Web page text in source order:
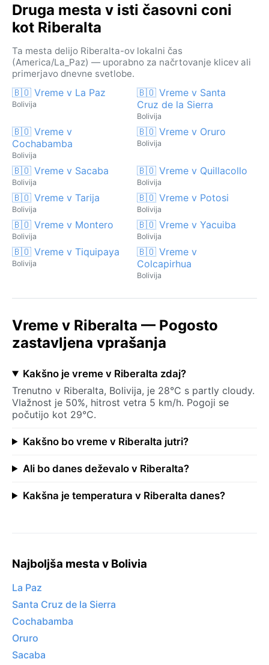
Druga mesta v isti časovni coni
kot Riberalta
Ta mesta delijo Riberalta-ov lokalni čas
(America/La_Paz) — uporabno za načrtovanje klicev ali
primerjavo dnevne svetlobe.
🇧🇴 Vreme v La Paz
Bolivija
🇧🇴 Vreme v Santa
Cruz de la Sierra
Bolivija
🇧🇴 Vreme v
Cochabamba
Bolivija
🇧🇴 Vreme v Oruro
Bolivija
🇧🇴 Vreme v Sacaba
Bolivija
🇧🇴 Vreme v Quillacollo
Bolivija
🇧🇴 Vreme v Tarija
Bolivija
🇧🇴 Vreme v Potosi
Bolivija
🇧🇴 Vreme v Montero
Bolivija
🇧🇴 Vreme v Yacuiba
Bolivija
🇧🇴 Vreme v Tiquipaya
Bolivija
🇧🇴 Vreme v
Colcapirhua
Bolivija
Vreme v Riberalta — Pogosto
zastavljena vprašanja
Kakšno je vreme v Riberalta zdaj?
Trenutno v Riberalta, Bolivija, je 28°C s partly cloudy.
Vlažnost je 50%, hitrost vetra 5 km/h. Pogoji se
počutijo kot 29°C.
Kakšno bo vreme v Riberalta jutri?
Ali bo danes deževalo v Riberalta?
Kakšna je temperatura v Riberalta danes?
Najboljša mesta v Bolivia
La Paz
Santa Cruz de la Sierra
Cochabamba
Oruro
Sacaba